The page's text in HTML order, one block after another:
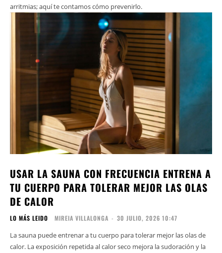
arritmias; aquí te contamos cómo prevenirlo.
USAR LA SAUNA CON FRECUENCIA ENTRENA A
TU CUERPO PARA TOLERAR MEJOR LAS OLAS
DE CALOR
LO MÁS LEIDO MIREIA VILLALONGA - 30 JULIO, 2026 10:47
La sauna puede entrenar a tu cuerpo para tolerar mejor las olas de
calor. La exposición repetida al calor seco mejora la sudoración y la